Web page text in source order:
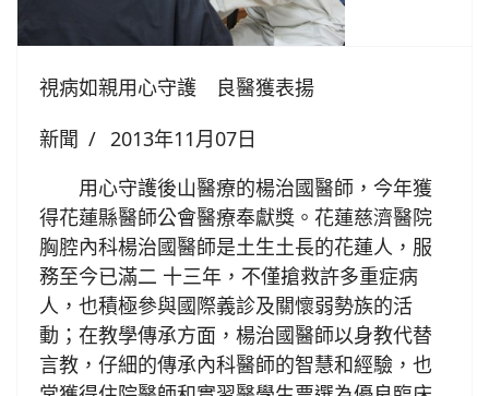
視病如親用心守護 良醫獲表揚
新聞
2013年11月07日
用心守護後山醫療的楊治國醫師，今年獲
得花蓮縣醫師公會醫療奉獻獎。花蓮慈濟醫院
胸腔內科楊治國醫師是土生土長的花蓮人，服
務至今已滿二 十三年，不僅搶救許多重症病
人，也積極參與國際義診及關懷弱勢族的活
動；在教學傳承方面，楊治國醫師以身教代替
言教，仔細的傳承內科醫師的智慧和經驗，也